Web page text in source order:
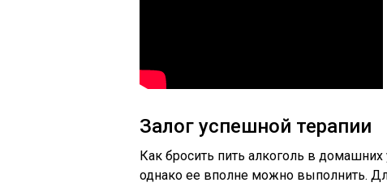
Залог успешной терапии
Как бросить пить алкоголь в домашних
однако ее вполне можно выполнить.